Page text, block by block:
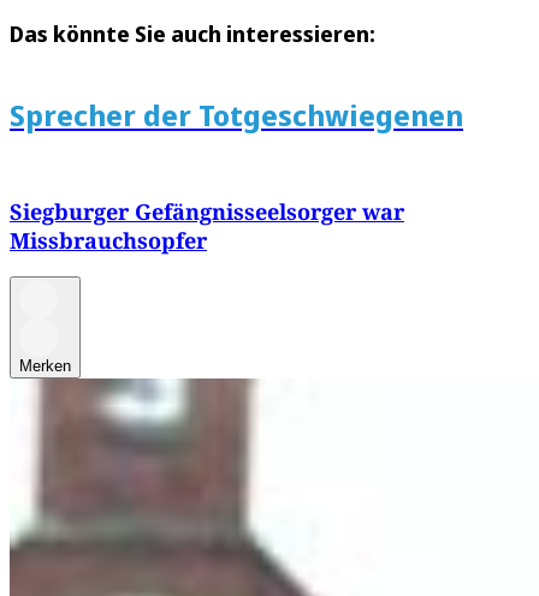
Das könnte Sie auch interessieren:
Sprecher der Totgeschwiegenen
Siegburger Gefängnisseelsorger war
Missbrauchsopfer
Merken